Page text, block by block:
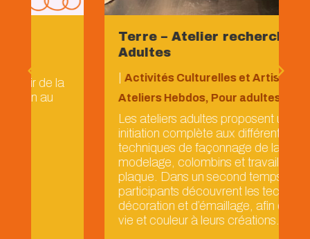
Terre – Atelier recherche
| Activités Culturelles et Artistiques,
Ateliers Hebdos,Pour adultes
Les ateliers adultes proposent une
initiation complète aux différentes
techniques de façonnage de la terre :
modelage, colombins et travail à la
plaque. Dans un second temps, les
participants découvrent les techniques de
décoration et d’émaillage, afin de donner
vie et couleur à leurs créations.